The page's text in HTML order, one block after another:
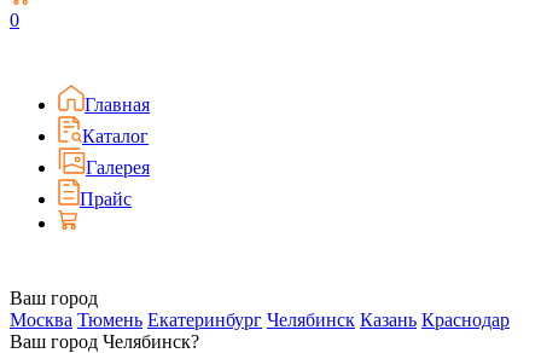
0
Главная
Каталог
Галерея
Прайс
Ваш город
Москва Тюмень Екатеринбург Челябинск Казань Краснодар
Ваш город Челябинск?